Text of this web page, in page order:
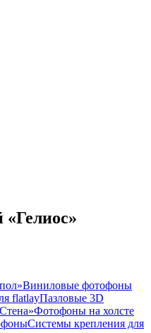
Виниловые фотофоны
flatlayПазловые 3D
Фотофоны на холсте
Системы крепления для